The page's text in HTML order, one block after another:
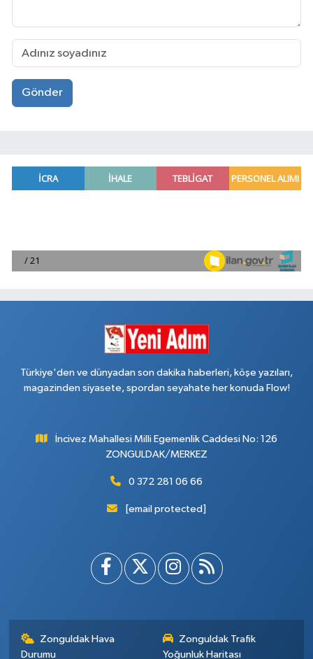
Gönder
Türkiye'den ve dünyadan son dakika haberleri, köşe yazıları,
magazinden siyasete, spordan seyahate her konuda Flow!
İncivez Mahallesi Milli Egemenlik Caddesi No: 126
ZONGULDAK/MERKEZ
0 372 281 06 66
[email protected]
Zonguldak Hava
Durumu
Zonguldak Trafik
Yoğunluk Haritası